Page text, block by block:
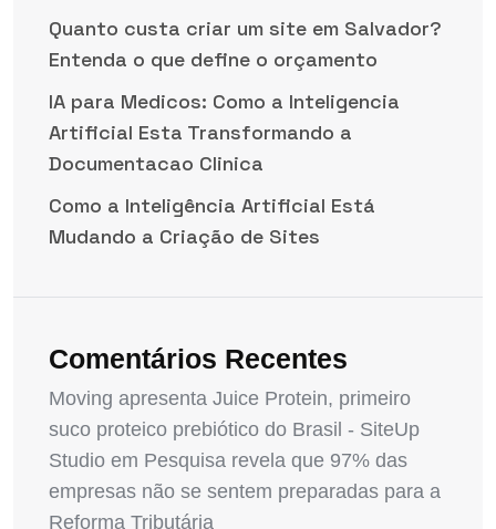
Quanto custa criar um site em Salvador?
Entenda o que define o orçamento
IA para Medicos: Como a Inteligencia
Artificial Esta Transformando a
Documentacao Clinica
Como a Inteligência Artificial Está
Mudando a Criação de Sites
Comentários Recentes
Moving apresenta Juice Protein, primeiro
suco proteico prebiótico do Brasil - SiteUp
Studio em Pesquisa revela que 97% das
empresas não se sentem preparadas para a
Reforma Tributária